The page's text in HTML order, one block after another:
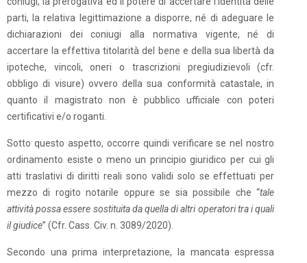
parti, la relativa legittimazione a disporre, né di adeguare le
dichiarazioni dei coniugi alla normativa vigente, né di
accertare la effettiva titolarità del bene e della sua libertà da
ipoteche, vincoli, oneri o trascrizioni pregiudizievoli (cfr.
obbligo di visure) ovvero della sua conformità catastale, in
quanto il magistrato non è pubblico ufficiale con poteri
certificativi e/o roganti.
Sotto questo aspetto, occorre quindi verificare se nel nostro
ordinamento esiste o meno un principio giuridico per cui gli
atti traslativi di diritti reali sono validi solo se effettuati per
mezzo di rogito notarile oppure se sia possibile che “tale
attività possa essere sostituita da quella di altri operatori tra i quali
il giudice” (Cfr. Cass. Civ. n. 3089/2020).
Secondo una prima interpretazione, la mancata espressa